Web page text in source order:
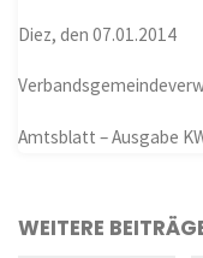
Diez, den 07.01.2014
Amtsblatt – Ausgabe
WEITERE